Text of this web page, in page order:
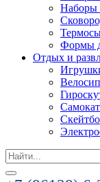
Наборы
Формы
Отдых и
Search
for: